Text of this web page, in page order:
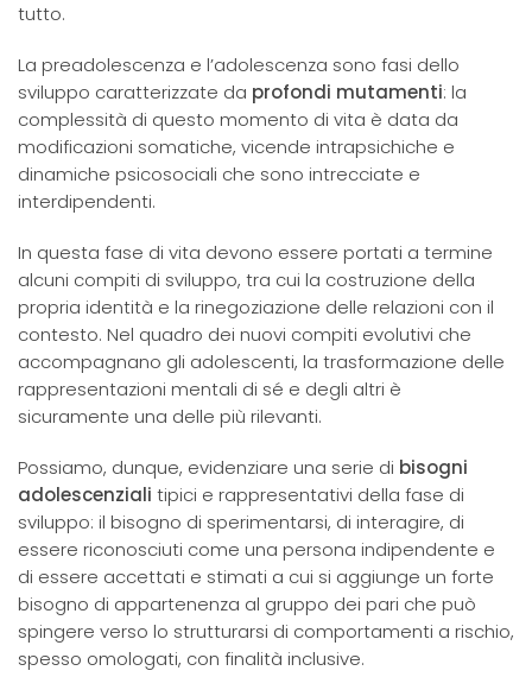
tutto.
La preadolescenza e l’adolescenza sono fasi dello
sviluppo caratterizzate da profondi mutamenti: la
complessità di questo momento di vita è data da
modificazioni somatiche, vicende intrapsichiche e
dinamiche psicosociali che sono intrecciate e
interdipendenti.
In questa fase di vita devono essere portati a termine
alcuni compiti di sviluppo, tra cui la costruzione della
propria identità e la rinegoziazione delle relazioni con il
contesto. Nel quadro dei nuovi compiti evolutivi che
accompagnano gli adolescenti, la trasformazione delle
rappresentazioni mentali di sé e degli altri è
sicuramente una delle più rilevanti.
Possiamo, dunque, evidenziare una serie di bisogni
adolescenziali tipici e rappresentativi della fase di
sviluppo: il bisogno di sperimentarsi, di interagire, di
essere riconosciuti come una persona indipendente e
di essere accettati e stimati a cui si aggiunge un forte
bisogno di appartenenza al gruppo dei pari che può
spingere verso lo strutturarsi di comportamenti a rischio,
spesso omologati, con finalità inclusive.